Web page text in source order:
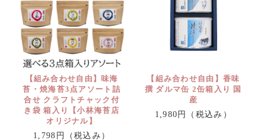
【組み合わせ自由】味海
苔・焼海苔3点アソート詰
合せ クラフトチャック付
き袋 箱入り【小林海苔店
オリジナル】
1,798円
（税込み）
【組み合わせ自由】香味
撰 ダルマ缶 2缶箱入り 国
産
1,980円
（税込み）